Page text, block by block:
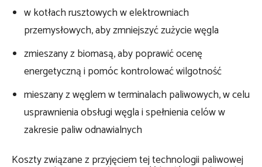
w kotłach rusztowych w elektrowniach
przemysłowych, aby zmniejszyć zużycie węgla
zmieszany z biomasą, aby poprawić ocenę
energetyczną i pomóc kontrolować wilgotność
mieszany z węglem w terminalach paliwowych, w celu
usprawnienia obsługi węgla i spełnienia celów w
zakresie paliw odnawialnych
Koszty związane z przyjęciem tej technologii paliwowej